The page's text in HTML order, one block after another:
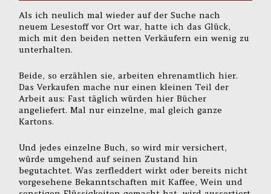
Als ich neulich mal wieder auf der Suche nach
neuem Lesestoff vor Ort war, hatte ich das Glück,
mich mit den beiden netten Verkäufern ein wenig zu
unterhalten.
Beide, so erzählen sie, arbeiten ehrenamtlich hier.
Das Verkaufen mache nur einen kleinen Teil der
Arbeit aus: Fast täglich würden hier Bücher
angeliefert. Mal nur einzelne, mal gleich ganze
Kartons.
Und jedes einzelne Buch, so wird mir versichert,
würde umgehend auf seinen Zustand hin
begutachtet. Was zerfleddert wirkt oder bereits nicht
vorgesehene Bekanntschaften mit Kaffee, Wein und